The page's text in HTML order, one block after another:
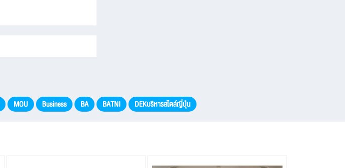
MOU Business BA BATNI DEKบริหารสไตล์ญี่ปุ่น